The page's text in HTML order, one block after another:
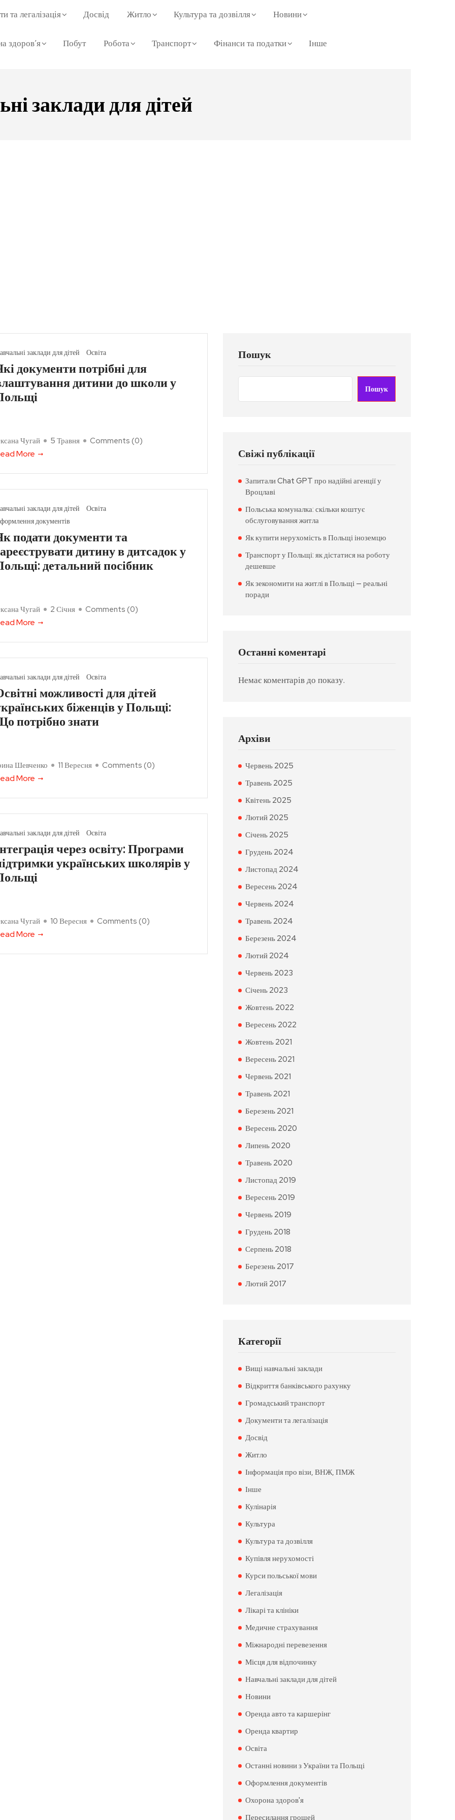
та легалізація Досвід Житло Культура та дозвілля Новини
здоров’я Побут Робота Транспорт Фінанси та податки Інше
заклади для дітей
заклади для дітей Освіта
документи потрібні для
дитини до школи у
Чугай 5 Травня Comments (0)
More
заклади для дітей
Освіта
документів
подати документи та
дитину в дитсадок у
детальний посібник
Чугай 2 Січня Comments (0)
More
заклади для дітей Освіта
можливості для дітей
біженців у Польщі:
потрібно знати
Шевченко 11 Вересня Comments (0)
More
заклади для дітей Освіта
через освіту: Програми
українських школярів у
Чугай 10 Вересня Comments (0)
More
Пошук
Пошук
Свіжі публікації
Запитали Chat GPT про надійні агенції у
Вроцлаві
Польська комуналка: скільки коштує
обслуговування житла
Як купити нерухомість в Польщі іноземцю
Транспорт у Польщі: як дістатися на роботу
дешевше
Як зекономити на житлі в Польщі — реальні
поради
Останні коментарі
Немає коментарів до показу.
Архіви
Червень 2025
Травень 2025
Квітень 2025
Лютий 2025
Січень 2025
Грудень 2024
Листопад 2024
Вересень 2024
Червень 2024
Травень 2024
Березень 2024
Лютий 2024
Червень 2023
Січень 2023
Жовтень 2022
Вересень 2022
Жовтень 2021
Вересень 2021
Червень 2021
Травень 2021
Березень 2021
Вересень 2020
Липень 2020
Травень 2020
Листопад 2019
Вересень 2019
Червень 2019
Грудень 2018
Серпень 2018
Березень 2017
Лютий 2017
Категорії
Вищі навчальні заклади
Відкриття банківського рахунку
Громадський транспорт
Документи та легалізація
Досвід
Житло
Інформація про візи, ВНЖ, ПМЖ
Інше
Кулінарія
Культура
Культура та дозвілля
Купівля нерухомості
Курси польської мови
Легалізація
Лікарі та клініки
Медичне страхування
Міжнародні перевезення
Місця для відпочинку
Навчальні заклади для дітей
Новини
Оренда авто та каршерінг
Оренда квартир
Освіта
Останні новини з України та Польщі
Оформлення документів
Охорона здоров'я
Пересилання грошей